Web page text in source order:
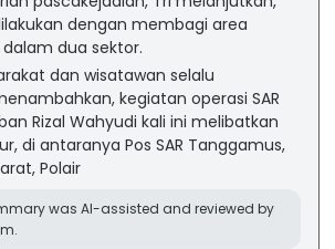
dengan membagi area
dua sektor.
dan wisatawan selalu
kegiatan operasi SAR
Rizal Wahyudi kali ini melibatkan
di antaranya Pos SAR Tanggamus,
Polair
was AI-assisted and reviewed by